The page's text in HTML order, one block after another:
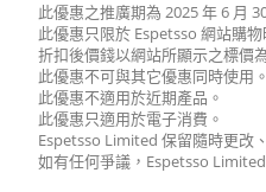
此優惠之推廣期為 2025 年 6 月
此優惠只限於 Espetsso 網站購物
折扣後價錢以網站所顯示之標價
此優惠不可與其它優惠同時使用。
此優惠不適用於近期產品。
此優惠只適用於電子消費。
Espetsso Limited 保留隨時更改
如有任何爭議，Espetsso